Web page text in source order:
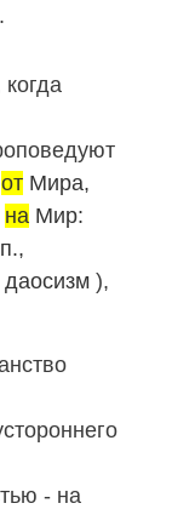
от Мира,
на Мир:
),
- на